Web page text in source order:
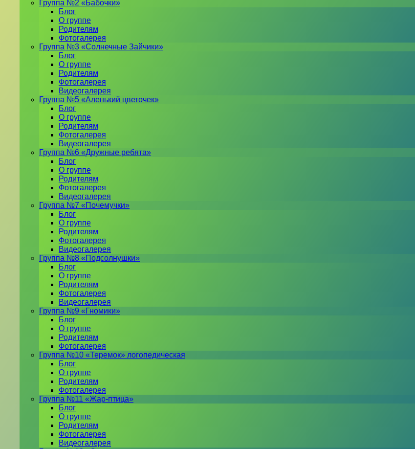
Группа №2 «Бабочки»
Блог
О группе
Родителям
Фотогалерея
Группа №3 «Солнечные Зайчики»
Блог
О группе
Родителям
Фотогалерея
Видеогалерея
Группа №5 «Аленький цветочек»
Блог
О группе
Родителям
Фотогалерея
Видеогалерея
Группа №6 «Дружные ребята»
Блог
О группе
Родителям
Фотогалерея
Видеогалерея
Группа №7 «Почемучки»
Блог
О группе
Родителям
Фотогалерея
Видеогалерея
Группа №8 «Подсолнушки»
Блог
О группе
Родителям
Фотогалерея
Видеогалерея
Группа №9 «Гномики»
Блог
О группе
Родителям
Фотогалерея
Группа №10 «Теремок» логопедическая
Блог
О группе
Родителям
Фотогалерея
Группа №11 «Жар-птица»
Блог
О группе
Родителям
Фотогалерея
Видеогалерея